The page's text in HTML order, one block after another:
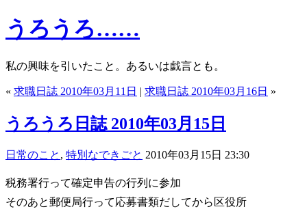
うろうろ……
私の興味を引いたこと。あるいは戯言とも。
« 求職日誌 2010年03月11日 | 求職日誌 2010年03月16日 »
うろうろ日誌 2010年03月15日
日常のこと , 特別なできごと 2010年03月15日 23:30
税務署行って確定申告の行列に参加
そのあと郵便局行って応募書類だしてから区役所